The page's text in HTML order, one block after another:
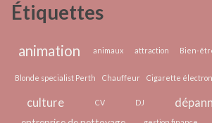
rideau,
linge
de
Étiquettes
animation animaux attraction Bien-
Blonde specialist Perth Chauffeur Cigarette
culture CV DJ